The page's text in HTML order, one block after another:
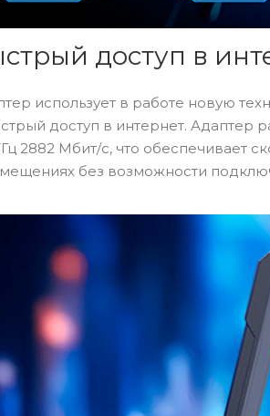
доступ в
использует в работе новую
доступ в интернет. Адаптер
2882 Мбит/с, что обеспечивает
без возможности